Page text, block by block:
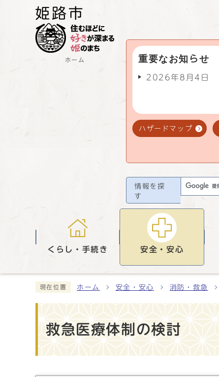
ホーム 重要なお知らせ
2026年8月4日
ハザードマップ
情報を探
す
くらし・手続き 安全・安心
現在位置 ホーム 安全・安心 消防・救急
救急医療体制の検討